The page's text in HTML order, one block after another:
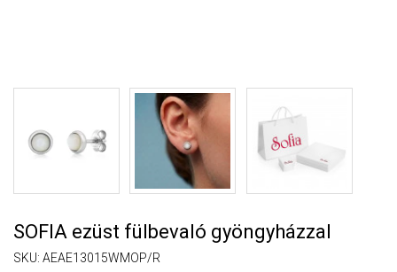
SOFIA ezüst fülbevaló gyöngyházzal
SKU: AEAE13015WMOP/R